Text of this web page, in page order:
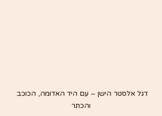
דגל אלסטר הישן – עם היד האדומה, הכוכב
והכתר